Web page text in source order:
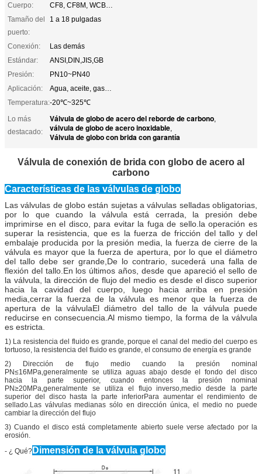
Cuerpo:
CF8, CF8M, WCB…
Tamaño del
puerto:
1 a 18 pulgadas
Conexión:
Las demás
Estándar:
ANSI,DIN,JIS,GB
Presión:
PN10~PN40
Aplicación:
Agua, aceite, gas…
Temperatura:-20℃~325℃
Lo más
destacado:
Válvula de globo de acero del reborde de carbono,
válvula de globo de acero inoxidable,
Válvula de globo con brida con garantía
Válvula de conexión de brida con globo de acero al
carbono
Características de las válvulas de globo
Las válvulas de globo están sujetas a válvulas selladas obligatorias,
por lo que cuando la válvula está cerrada, la presión debe
imprimirse en el disco, para evitar la fuga de sello.la operación es
superar la resistencia, que es la fuerza de fricción del tallo y del
embalaje producida por la presión media, la fuerza de cierre de la
válvula es mayor que la fuerza de apertura, por lo que el diámetro
del tallo debe ser grande,De lo contrario, sucederá una falla de
flexión del tallo.En los últimos años, desde que apareció el sello de
la válvula, la dirección de flujo del medio es desde el disco superior
hacia la cavidad del cuerpo, luego hacia arriba en presión
media,cerrar la fuerza de la válvula es menor que la fuerza de
apertura de la válvulaEl diámetro del tallo de la válvula puede
reducirse en consecuencia.Al mismo tiempo, la forma de la válvula
es estricta.
1) La resistencia del fluido es grande, porque el canal del medio del cuerpo es
tortuoso, la resistencia del fluido es grande, el consumo de energía es grande
2) Dirección de flujo medio cuando la presión nominal
PN≤16MPa,generalmente se utiliza aguas abajo desde el fondo del disco
hacia la parte superior, cuando entonces la presión nominal
PN≥20MPa,generalmente se utiliza el flujo inverso,medio desde la parte
superior del disco hasta la parte inferiorPara aumentar el rendimiento de
sellado.Las válvulas medianas sólo en dirección única, el medio no puede
cambiar la dirección del flujo
3) Cuando el disco está completamente abierto suele verse afectado por la
erosión.
- ¿ Qué? Dimensión de la válvula globo